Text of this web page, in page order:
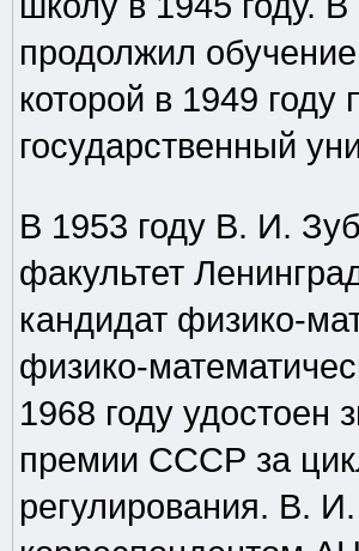
продолжил
которой в 1949 году
государственный
В 1953 году В. И.
факультет
кандидат физико-
физико-
1968 году удостоен
премии СССР за
регулирования. В.